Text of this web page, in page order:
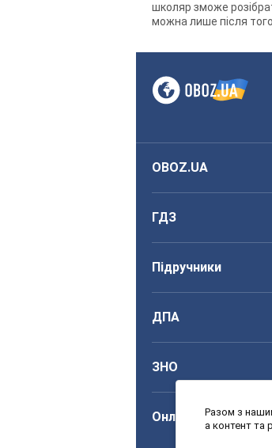
школяр зможе
можна лише після
OBOZ.UA
ГДЗ
Підручники
ДПА
ЗНО
Онлайн уроки
Разом з
а контент та